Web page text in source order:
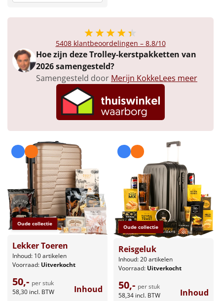
NIEUW
Borrelplank
Warmtekussen
NIEUW
POPULAIR
Noodradio NIEUW
Deken (fleece plaid)
Alle artikelen
Overige
Ideeën
Personeel
Doe het zelf
Sinterklaaspakketten
Oude collectie
Lekker Toeren
Inhoud: 10 artikelen
Voorraad: Uitverkocht
50,- per stuk
58,30 incl. BTW Inhoud
Oude collectie
Reisgeluk
Inhoud: 20 artikelen
Voorraad: Uitverkocht
50,- per stuk
58,34 incl. BTW Inhoud
5408klantbeoordelingen – 8.8/10
Hoe zijn deze Trolley-kerstpakketten van
2026 samengesteld?
Samengesteld door Merijn KokkeLees meer